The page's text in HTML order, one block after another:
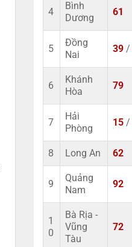
4
Bình
Dương
61
5
Đồng
Nai
39 /
6
Khánh
Hòa
79
7
Hải
Phòng
15 /
8 Long An 62
9
Quảng
Nam
92
1
0
Bà Rịa -
Vũng
Tàu
72